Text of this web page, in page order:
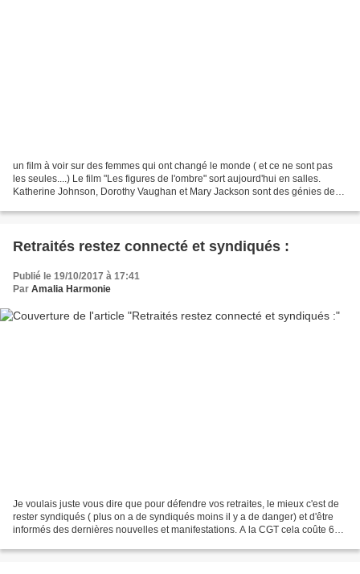
un film à voir sur des femmes qui ont changé le monde ( et ce ne sont pas
les seules....) Le film "Les figures de l'ombre" sort aujourd'hui en salles.
Katherine Johnson, Dorothy Vaughan et Mary Jackson sont des génies des
Retraités restez connecté et syndiqués :
Publié le 19/10/2017 à 17:41
Par Amalia Harmonie
Je voulais juste vous dire que pour défendre vos retraites, le mieux c'est de
rester syndiqués ( plus on a de syndiqués moins il y a de danger) et d'être
informés des dernières nouvelles et manifestations. A la CGT cela coûte 6